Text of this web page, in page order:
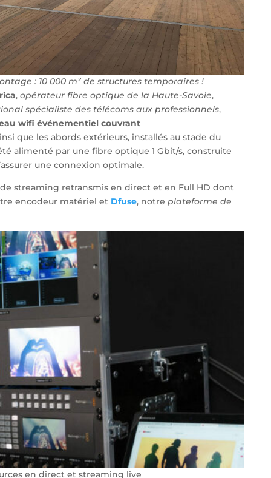
: 10 000 m² de structures temporaires !
, opérateur fibre optique de la Haute-Savoie,
spécialiste des télécoms aux professionnels,
wifi événementiel couvrant
que les abords extérieurs, installés au stade du
alimenté par une fibre optique 1 Gbit/s, construite
une connexion optimale.
streaming retransmis en direct et en Full HD dont
encodeur matériel et Dfuse, notre plateforme de
en direct et streaming live